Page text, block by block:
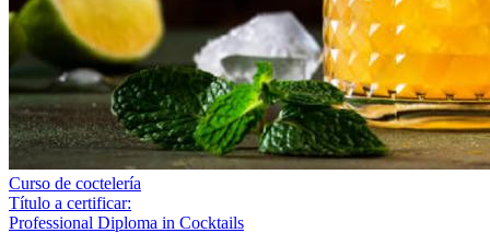
Curso de coctelería
Título a certificar:
Professional Diploma in Cocktails